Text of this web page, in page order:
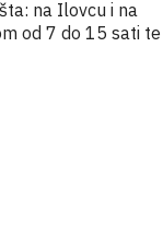
na Ilovcu i na
od 7 do 15 sati te